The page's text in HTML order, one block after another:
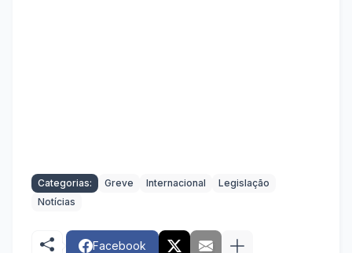
Categorias: Greve Internacional
Legislação
Notícias
Facebook